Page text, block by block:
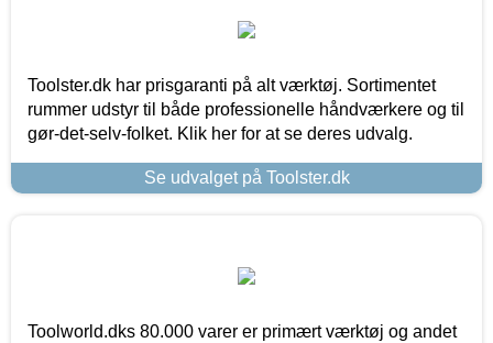
Toolster.dk har prisgaranti på alt værktøj. Sortimentet
rummer udstyr til både professionelle håndværkere og til
gør-det-selv-folket. Klik her for at se deres udvalg.
Se udvalget på Toolster.dk
Toolworld.dks 80.000 varer er primært værktøj og andet